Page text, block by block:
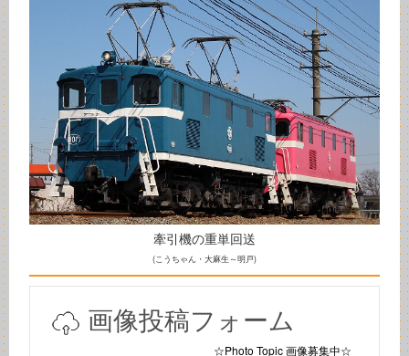
牽引機の重単回送
(こうちゃん・大麻生～明戸)
画像投稿フォーム
☆Photo Topic 画像募集中☆